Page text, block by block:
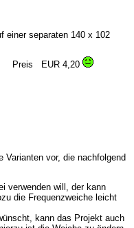
einer separaten 140 x 102
Preis EUR 4,20
Varianten vor, die nachfolgend
verwenden will, der kann
die Frequenzweiche leicht
kann das Projekt auch